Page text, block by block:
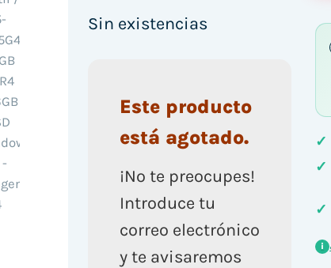
Sin existencias
Este producto
está agotado.
¡No te preocupes!
Introduce tu
correo electrónico
y te avisaremos
✓
✓
✓
i